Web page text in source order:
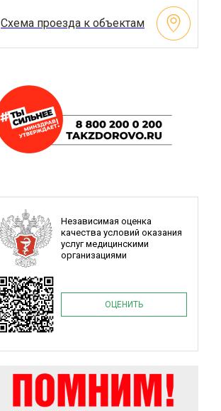
Схема проезда к объектам
Независимая оценка
качества условий оказания
услуг медицинскими
организациями
ОЦЕНИТЬ